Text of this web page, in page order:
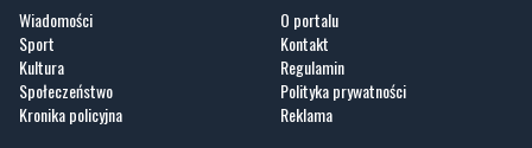
Kronika policyjna
Reklama
Zobacz